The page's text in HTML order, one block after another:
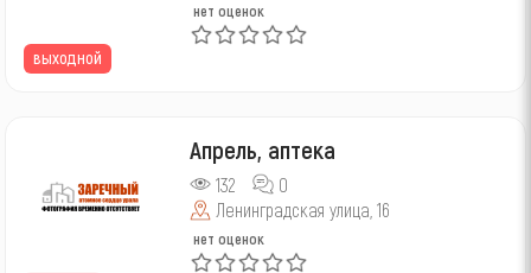
выходной
нет оценок
Апрель, аптека
132
0
Ленинградская улица, 16
нет оценок